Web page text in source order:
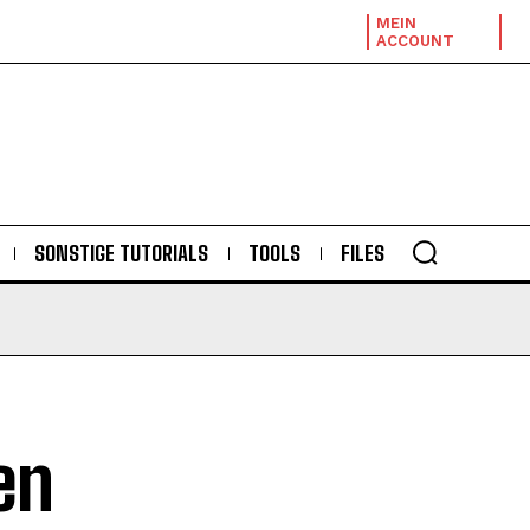
MEIN
ACCOUNT
SONSTIGE TUTORIALS TOOLS FILES